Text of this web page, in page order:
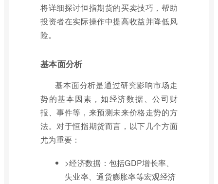
将详细探讨恒指期货的买卖技巧，帮助
投资者在实际操作中提高收益并降低风
险。
基本面分析
基本面分析是通过研究影响市场走
势的基本因素，如经济数据、公司财
报、事件等，来预测未来价格走势的方
法。对于恒指期货而言，以下几个方面
尤为重要：
>经济数据：包括GDP增长率、
失业率、通货膨胀率等宏观经济